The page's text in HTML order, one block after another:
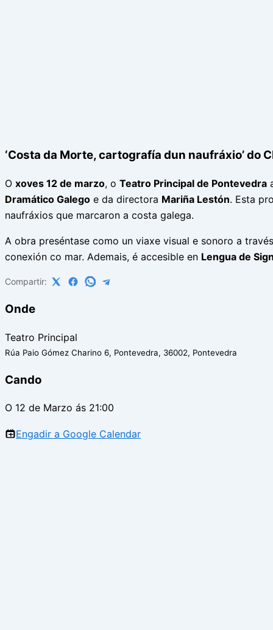
‘Costa da Morte, cartografía dun naufráxio’ do
O xoves 12 de marzo, o Teatro Principal de Pontevedra
Dramático Galego e da directora Mariña Lestón. Esta
naufráxios que marcaron a costa galega.
A obra preséntase como un viaxe visual e sonoro a
conexión co mar. Ademais, é accesible en Lengua de
Compartir:
Onde
Teatro Principal
Rúa Paio Gómez Charino 6, Pontevedra, 36002, Pontevedra
Cando
O 12 de Marzo ás 21:00
Engadir a Google Calendar